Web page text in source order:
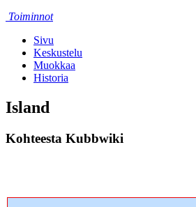
Toiminnot
Sivu
Keskustelu
Muokkaa
Historia
Island
Kohteesta Kubbwiki